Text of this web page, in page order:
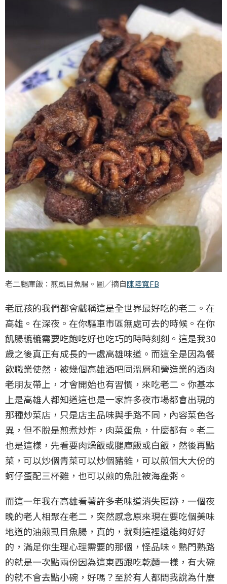
老二腿庫飯：煎虱目魚腸。圖／摘自陳陸寬FB
老屁孩的我們都會戲稱這是全世界最好吃的老二。在
高雄。在深夜。在你驅車市區無處可去的時候。在你
飢腸轆轆需要吃飽吃好也吃巧的時時刻刻。這是我30
歲之後真正有成長的一處高雄味道。而這全是因為餐
飲職業使然，被幾個高雄酒吧同溫層和營造業的酒肉
老朋友帶上，才會開始也有習慣，來吃老二。你基本
上是高雄人都知道這也是一家許多夜市場都會出現的
那種炒菜店，只是店主品味與手路不同，內容菜色各
異，但不脫是煎煮炒炸，肉菜蛋魚，什麼都有。老二
也是這樣，先看要肉燥飯或腿庫飯或白飯，然後再點
菜，可以炒個青菜可以炒個豬雜，可以煎個大大份的
蚵仔蛋配三杯雞，也可以煎的魚肚被海產粥。
而這一年我在高雄看著許多老味道消失匿跡，一個夜
晚的老人相聚在老二，突然感念原來現在要吃個美味
地道的油煎虱目魚腸，真的，就剩這裡還能夠好好
的，滿足你生理心理需要的那個，怪品味。熟門熟路
的就是一次點兩份因為這東西跟吃乾麵一樣，有大碗
的就不會去點小碗，好嗎？至於有人都問我說為什麼